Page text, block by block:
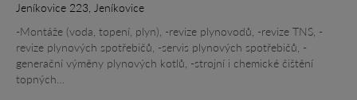
Jeníkovice 223, Jeníkovice
-Montáže (voda, topení, plyn), -revize plynovodů, -revize TNS, -
revize plynových spotřebičů, -servis plynových spotřebičů, -
generační výměny plynových kotlů, -strojní i chemické čištění
topných…